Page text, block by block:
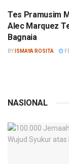
Tes Pramusim
Alec Marquez
Bagnaia
BY ISMAYA ROSITA
NASIONAL